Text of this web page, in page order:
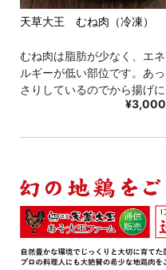
天草大王 むね肉（冷凍）
むね肉は脂肪が少なく、エネ
ルギーが低い部位です。あっ
さりしているのでから揚げに
¥3,000